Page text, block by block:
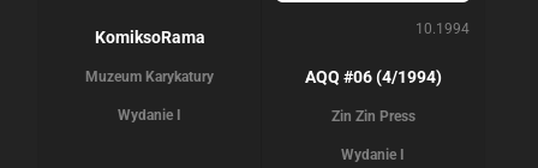
KomiksoRama
Muzeum Karykatury
Wydanie I
10.1994
AQQ #06 (4/1994)
Zin Zin Press
Wydanie I